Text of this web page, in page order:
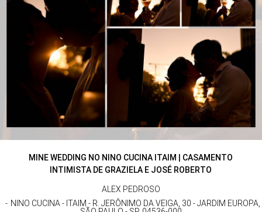
MINE WEDDING NO NINO CUCINA ITAIM | CASAMENTO
INTIMISTA DE GRAZIELA E JOSÉ ROBERTO
ALEX PEDROSO
NINO CUCINA - ITAIM - R. JERÔNIMO DA VEIGA, 30 - JARDIM EUROPA,